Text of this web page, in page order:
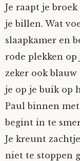
Vrolijke
Zofianina
Je raapt je
je billen. Wat
slaapkamer en
rode plekken op
zeker ook
je op je buik op
Paul binnen
begint in te
Je kreunt
niet te stoppen